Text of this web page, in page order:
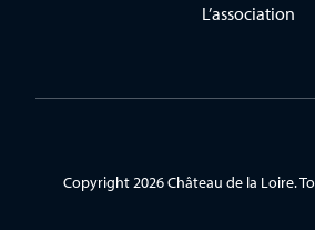
L’association
Copyright 2026 Château de la Loire.